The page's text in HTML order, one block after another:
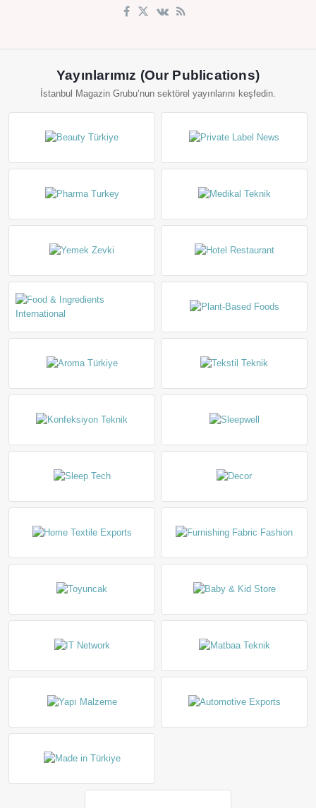
Yayınlarımız (Our Publications)
İstanbul Magazin Grubu’nun sektörel yayınlarını keşfedin.